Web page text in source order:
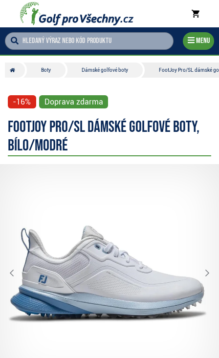
Menu
Boty Dámské golfové boty FootJoy Pro/SL dámské
-16% Doprava zdarma
FootJoy Pro/SL dámské golfové boty,
bílo/modré